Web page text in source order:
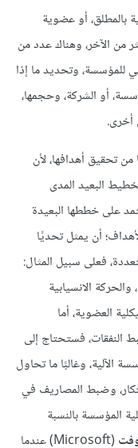
بالمطلق، أو عضوية
من الآخر، وهناك عدد من
للمؤسسة، وتحديد ما إذا
أو الشركة، وحجمها،
أخرى.
تحقيق أهدافها، لأن
البعيد المدى
على خططها البعيدة
أن يمثل تحديًا
فعلى سبيل المثال:
الانسيابية
العضوية، أما
النفقات، فستحتاج إلى
الآلية، وغالبًا ما تحاول
وضبط المصاريف في
المؤسسة بالنسبة
(Microsoft) عندما